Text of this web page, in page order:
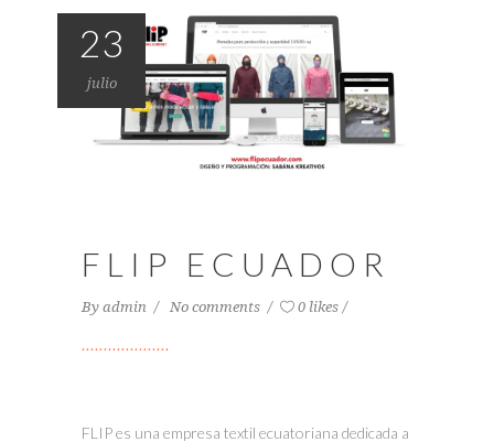
23
julio
FLIP ECUADOR
By admin No comments 0 likes
FLIP es una empresa textil ecuatoriana dedicada a